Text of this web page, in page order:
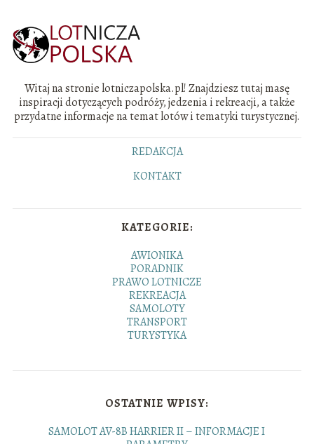
Witaj na stronie lotniczapolska.pl! Znajdziesz tutaj masę
inspiracji dotyczących podróży, jedzenia i rekreacji, a także
przydatne informacje na temat lotów i tematyki turystycznej.
REDAKCJA
KONTAKT
KATEGORIE:
AWIONIKA
PORADNIK
PRAWO LOTNICZE
REKREACJA
SAMOLOTY
TRANSPORT
TURYSTYKA
OSTATNIE WPISY:
SAMOLOT AV-8B HARRIER II – INFORMACJE I